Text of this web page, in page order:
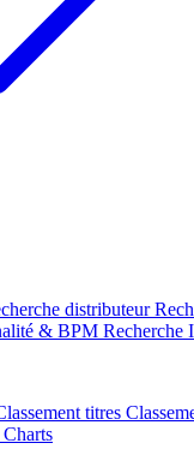
distributeur
& BPM Recherche
titres
Charts